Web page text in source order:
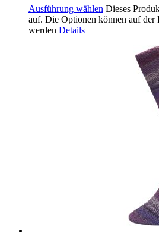
Ausführung wählen Dieses
auf. Die Optionen können auf der
werden Details